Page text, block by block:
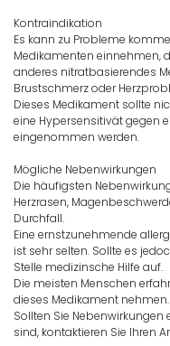
Kontraindikation
Es kann zu Probleme
Medikamenten einnehmen,
anderes nitratbasierendes
Brustschmerz oder
Dieses Medikament sollte
eine Hypersensitivät gegen
eingenommen werden.
Mögliche Nebenwirkungen
Die häufigsten
Herzrasen,
Durchfall.
Eine ernstzunehmende
ist sehr selten. Sollte es
Stelle medizinsche Hilfe auf.
Die meisten Menschen
dieses Medikament nehmen.
Sollten Sie Nebenwirkungen
sind, kontaktieren Sie Ihren